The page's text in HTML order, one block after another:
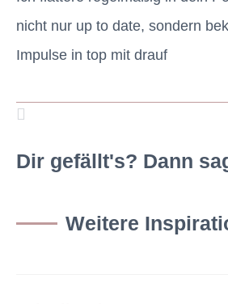
nicht nur up to date, sondern
Impulse in top mit drauf
Dir gefällt's? Dann
Weitere